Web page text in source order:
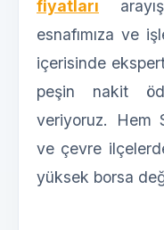
fiyatları
esnafımıza ve
içerisinde
peşin nakit
veriyoruz. Hem
ve çevre
yüksek borsa